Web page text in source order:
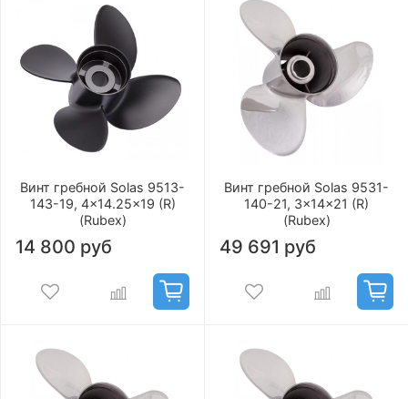
Винт гребной Solas 9513-
143-19, 4x14.25x19 (R)
(Rubex)
14 800 руб
Винт гребной Solas 9531-
140-21, 3x14x21 (R)
(Rubex)
49 691 руб